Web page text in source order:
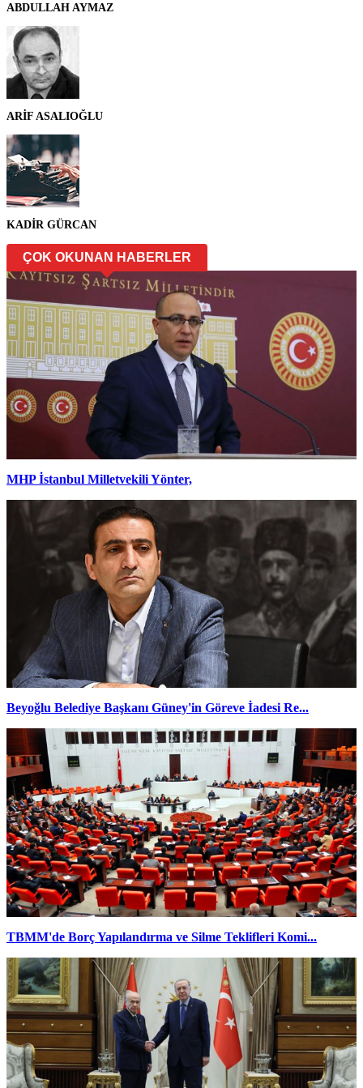
ABDULLAH AYMAZ
ARİF ASALIOĞLU
KADİR GÜRCAN
ÇOK OKUNAN HABERLER
MHP İstanbul Milletvekili Yönter,
Beyoğlu Belediye Başkanı Güney'in Göreve İadesi Re...
TBMM'de Borç Yapılandırma ve Silme Teklifleri Komi...